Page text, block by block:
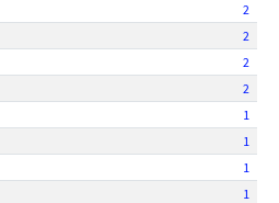
2
2
2
2
1
1
1
1